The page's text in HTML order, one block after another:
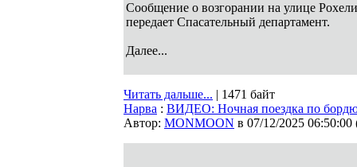
Сообщение о возгорании на улице
передает Спасательный департамент.
Далее...
Читать дальше... | 1471 байт
Нарва : ВИДЕО: Ночная поездка по
Автор: MONMOON в 07/12/2025 06:50:00